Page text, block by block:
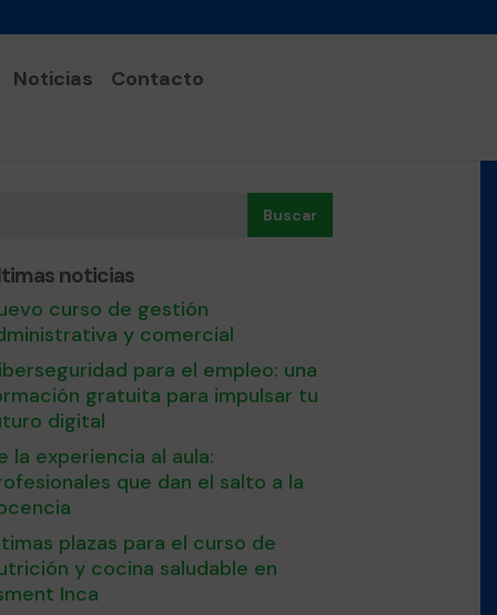
Noticias Contacto
Buscar
noticias
curso de gestión
y comercial
para el empleo: una
gratuita para impulsar tu
digital
la experiencia al aula:
que dan el salto a la
plazas para el curso de
y cocina saludable en
Inca